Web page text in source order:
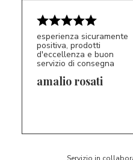
esperienza sicuramente
positiva, prodotti
d'eccellenza e buon
servizio di consegna
amalio rosati